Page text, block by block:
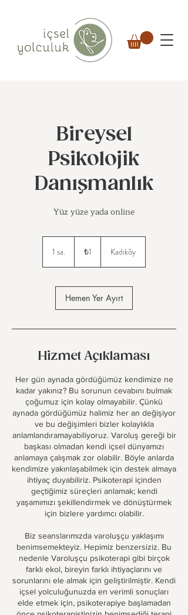
Bireysel
Psikolojik
Danışmanlık
Yüz yüze yada online
1 sa.
Türk
lirası₺1 Kadıköy
Hemen Yer Ayırt
Hizmet Açıklaması
Her gün aynada gördüğümüz kendimize ne
kadar yakınız? Bu sorunun cevabını bulmak
çoğumuz için kolay olmayabilir. Çünkü
aynada gördüğümüz halimiz her an değişiyor
ve bu değişimleri bizler kolaylıkla
anlamlandıramayabiliyoruz. Varoluş gereği bir
başkası olmadan kendi içsel dünyamızı
anlamaya çalışmak zor olabilir. Böyle anlarda
kendimize yakınlaşabilmek için destek almaya
ihtiyaç duyabiliriz. Psikoterapi içinden
geçtiğimiz süreçleri anlamak; kendi
yaşamımızı şekillendirmek ve dönüştürmek
için bizlere yardımcı olabilir.
Biz seanslarımızda varoluşçu yaklaşımı
benimsemekteyiz. Hepimiz benzersiziz. Bu
nedenle Varoluşçu psikoterapi gibi birçok
farklı ekol, bireyin farklı ihtiyaçlarını ve
sorunlarını ele almak için geliştirilmiştir. Kendi
içsel yolculuğunuzda en verimli sonuçları
elde etmek için, psikoterapiye başlamadan